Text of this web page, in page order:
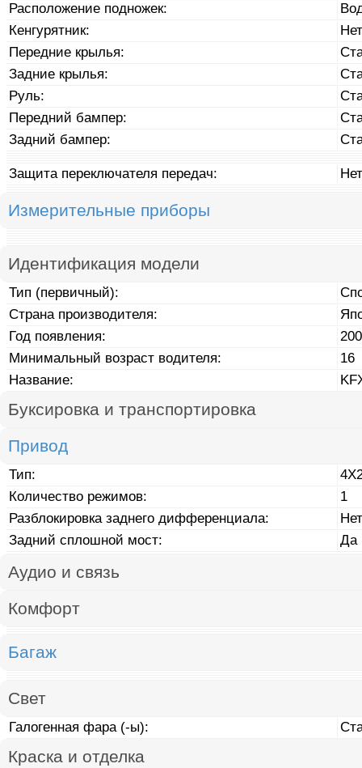
Расположение подножек:
Кенгурятник:
Нет
Передние крылья:
Задние крылья:
Руль:
Передний бампер:
Задний бампер:
Защита переключателя передач: Нет
Измерительные приборы
Идентификация модели
Тип (первичный):
Страна производителя:
Год появления:
Минимальный возраст водителя:
16
Название:
Буксировка и транспортировка
Привод
Тип:
Количество режимов:
1
Разблокировка заднего дифференциала:
Нет
Задний сплошной мост:
Да
Аудио и связь
Комфорт
Багаж
Свет
Галогенная фара (-ы):
Краска и отделка